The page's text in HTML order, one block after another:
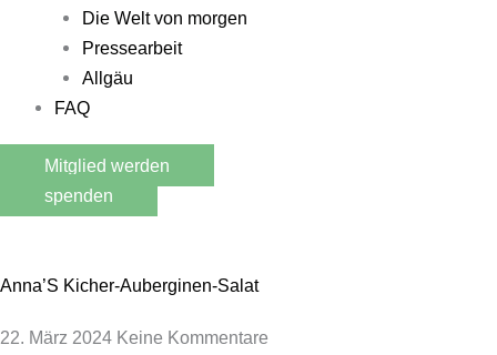
Die Welt von morgen
Pressearbeit
Allgäu
FAQ
Mitglied werden
spenden
Anna’S Kicher-Auberginen-Salat
22. März 2024 Keine Kommentare